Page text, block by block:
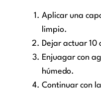
Aplicar una
limpio.
Dejar actuar 10
Enjuagar con
húmedo.
Continuar con